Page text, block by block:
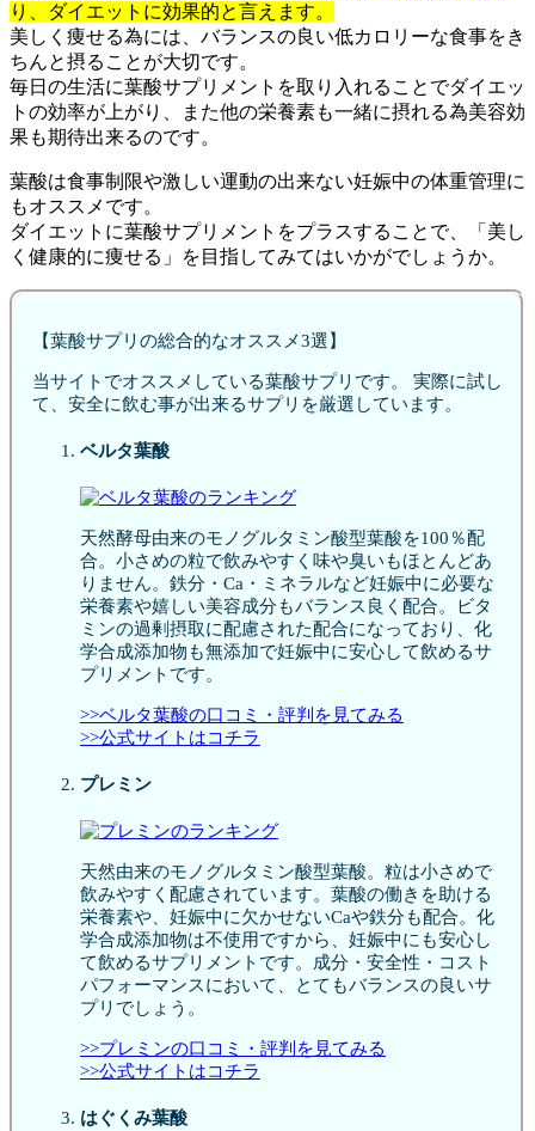
り、ダイエットに効果的と言えます。
美しく痩せる為には、バランスの良い低カロリーな食事をき
ちんと摂ることが大切です。
毎日の生活に葉酸サプリメントを取り入れることでダイエッ
トの効率が上がり、また他の栄養素も一緒に摂れる為美容効
果も期待出来るのです。
葉酸は食事制限や激しい運動の出来ない妊娠中の体重管理に
もオススメです。
ダイエットに葉酸サプリメントをプラスすることで、「美し
く健康的に痩せる」を目指してみてはいかがでしょうか。
【葉酸サプリの総合的なオススメ3選】
当サイトでオススメしている葉酸サプリです。 実際に試し
て、安全に飲む事が出来るサプリを厳選しています。
ベルタ葉酸
天然酵母由来のモノグルタミン酸型葉酸を100％配
合。小さめの粒で飲みやすく味や臭いもほとんどあ
りません。鉄分・Ca・ミネラルなど妊娠中に必要な
栄養素や嬉しい美容成分もバランス良く配合。ビタ
ミンの過剰摂取に配慮された配合になっており、化
学合成添加物も無添加で妊娠中に安心して飲めるサ
プリメントです。
>>ベルタ葉酸の口コミ・評判を見てみる
>>公式サイトはコチラ
プレミン
天然由来のモノグルタミン酸型葉酸。粒は小さめで
飲みやすく配慮されています。葉酸の働きを助ける
栄養素や、妊娠中に欠かせないCaや鉄分も配合。化
学合成添加物は不使用ですから、妊娠中にも安心し
て飲めるサプリメントです。成分・安全性・コスト
パフォーマンスにおいて、とてもバランスの良いサ
プリでしょう。
>>プレミンの口コミ・評判を見てみる
>>公式サイトはコチラ
はぐくみ葉酸